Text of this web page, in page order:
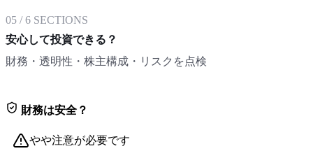
05 /6 SECTIONS
安心して投資できる？
財務・透明性・株主構成・リスクを点検
財務は安全？
やや注意が必要です